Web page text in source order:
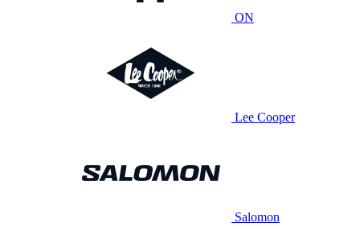
ON
Lee Cooper
Salomon